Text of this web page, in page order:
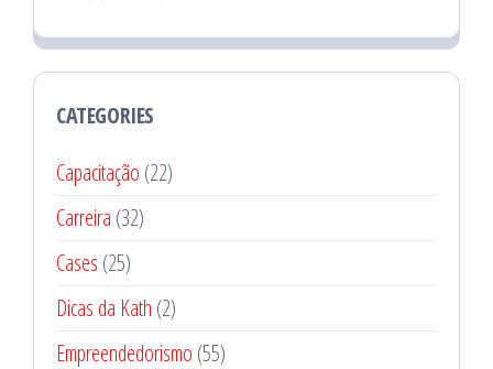
CATEGORIES
Capacitação (22)
Carreira (32)
Cases (25)
Dicas da Kath (2)
Empreendedorismo (55)